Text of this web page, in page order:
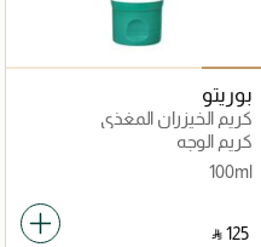
بوريتو
كريم الخيزران المغذي
كريم الوجه
100ml
‎ ⃁ ⁦125⁩ ‎